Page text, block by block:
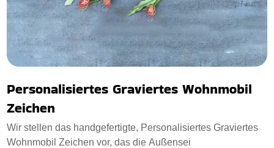
Personalisiertes Graviertes Wohnmobil
Zeichen
Wir stellen das handgefertigte, Personalisiertes Graviertes
Wohnmobil Zeichen vor, das die Außensei